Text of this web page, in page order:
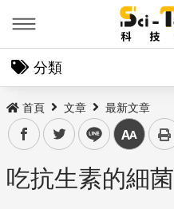
分類
首頁 文章 最新文章
facebooktwitter line 中
吃抗生素的細菌